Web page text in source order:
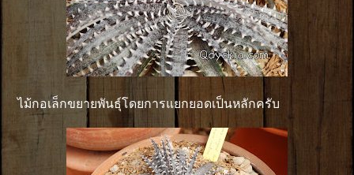
ไม้กอเล็กขยายพันธุ์โดยการแยกยอดเป็นหลักครับ